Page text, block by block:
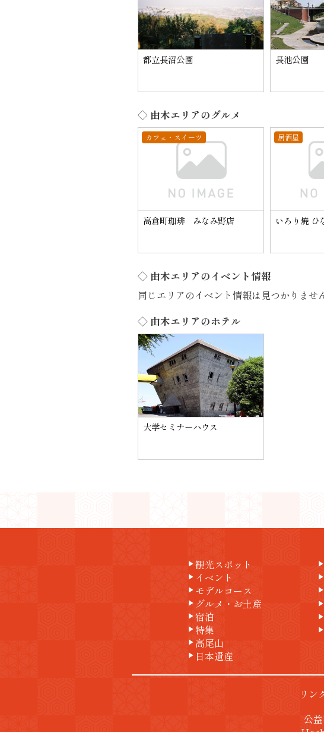
都立長沼公園 長池公園
◇ 由木エリアのグルメ
カフェ・スイーツ
高倉町珈琲 みなみ野店
居酒屋
いろり焼 ひ
◇ 由木エリアのイベント情報
同じエリアのイベント情報は見つかりませ
◇ 由木エリアのホテル
大学セミナーハウス
play_arrow観光スポット
play_arrow イベント
play_arrow モデルコース
play_arrow グルメ・お土産
play_arrow宿泊
play_arrow 特集
play_arrow 高尾山
play_arrow 日本遺産
play_arrow
play_arrow
play_arrow
play_arrow
play_arrow
play_arrow
リン
公